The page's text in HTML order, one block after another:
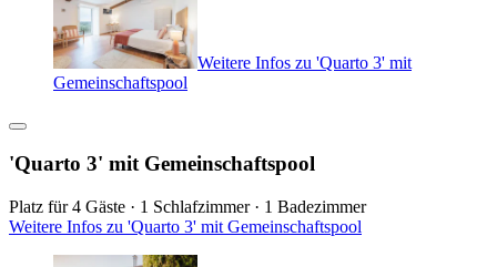
Weitere Infos zu 'Quarto 3' mit
Gemeinschaftspool
'Quarto 3' mit Gemeinschaftspool
Platz für 4 Gäste · 1 Schlafzimmer · 1 Badezimmer
Weitere Infos zu 'Quarto 3' mit Gemeinschaftspool